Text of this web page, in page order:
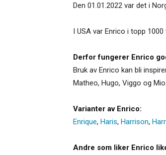
Den 01.01.2022 var det i
I USA var Enrico i topp
Derfor fungerer Enrico
Bruk av Enrico kan bli
Matheo, Hugo, Viggo og Mio.
Varianter av Enrico:
Enrique, Haris, Harrison,
Andre som liker Enrico